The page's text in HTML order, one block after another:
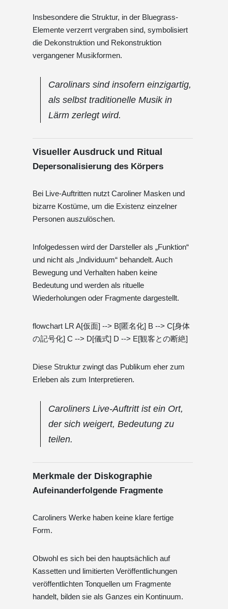
Insbesondere die Struktur, in der Bluegrass-
Elemente verzerrt vergraben sind, symbolisiert
die Dekonstruktion und Rekonstruktion
vergangener Musikformen.
Carolinars sind insofern einzigartig,
als selbst traditionelle Musik in
Lärm zerlegt wird.
Visueller Ausdruck und Ritual
Depersonalisierung des Körpers
Bei Live-Auftritten nutzt Caroliner Masken und
bizarre Kostüme, um die Existenz einzelner
Personen auszulöschen.
Infolgedessen wird der Darsteller als „Funktion“
und nicht als „Individuum“ behandelt. Auch
Bewegung und Verhalten haben keine
Bedeutung und werden als rituelle
Wiederholungen oder Fragmente dargestellt.
flowchart LR A[仮面] --> B[匿名化] B --> C[身体
の記号化] C --> D[儀式] D --> E[観客との断絶]
Diese Struktur zwingt das Publikum eher zum
Erleben als zum Interpretieren.
Caroliners Live-Auftritt ist ein Ort,
der sich weigert, Bedeutung zu
teilen.
Merkmale der Diskographie
Aufeinanderfolgende Fragmente
Caroliners Werke haben keine klare fertige
Form.
Obwohl es sich bei den hauptsächlich auf
Kassetten und limitierten Veröffentlichungen
veröffentlichten Tonquellen um Fragmente
handelt, bilden sie als Ganzes ein Kontinuum.